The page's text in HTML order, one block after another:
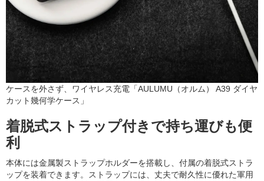
ケースを外さず、ワイヤレス充電「AULUMU（オルム） A39 ダイヤ
カット幾何学ケース」
着脱式ストラップ付きで持ち運びも便
利
本体には金属製ストラップホルダーを搭載し、付属の着脱式ストラ
ップを装着できます。ストラップには、丈夫で耐久性に優れた軍用